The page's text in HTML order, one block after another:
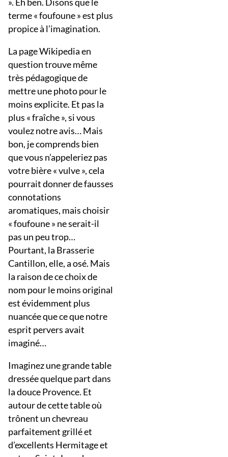
terme « foufoune » est plus
propice à l’imagination.
La page Wikipedia en
question trouve même
très pédagogique de
mettre une photo pour le
moins explicite. Et pas la
plus « fraîche », si vous
voulez notre avis… Mais
bon, je comprends bien
que vous n’appeleriez pas
votre bière « vulve », cela
pourrait donner de fausses
connotations
aromatiques, mais choisir
« foufoune » ne serait-il
pas un peu trop…
Pourtant, la Brasserie
Cantillon, elle, a osé. Mais
la raison de ce choix de
nom pour le moins original
est évidemment plus
nuancée que ce que notre
esprit pervers avait
imaginé…
Imaginez une grande table
dressée quelque part dans
la douce Provence. Et
autour de cette table où
trônent un chevreau
parfaitement grillé et
d’excellents Hermitage et